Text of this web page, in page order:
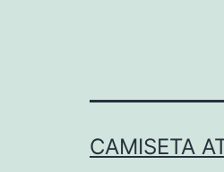
CAMISETA